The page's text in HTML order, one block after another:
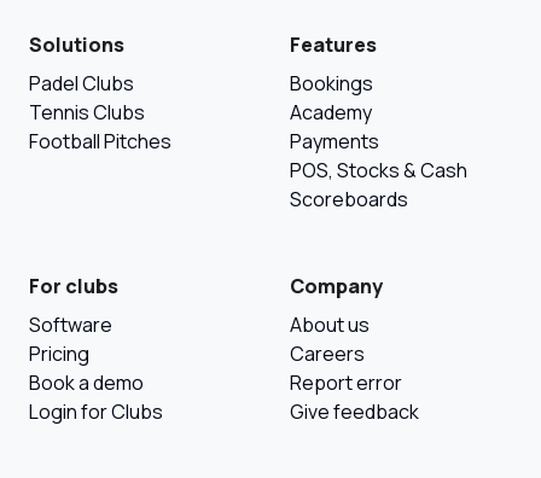
Solutions
Padel Clubs
Tennis Clubs
Football Pitches
Features
Bookings
Academy
Payments
POS, Stocks & Cash
Scoreboards
For clubs
Software
Pricing
Book a demo
Login for Clubs
Company
About us
Careers
Report error
Give feedback